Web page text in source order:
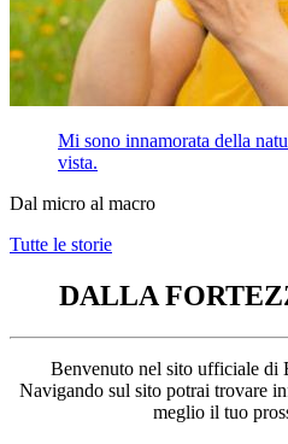
Mi sono innamorata della
vista.
Dal micro al macro
Tutte le storie
DALLA
Benvenuto nel sito ufficiale di
Navigando sul sito potrai trovare
meglio il tuo